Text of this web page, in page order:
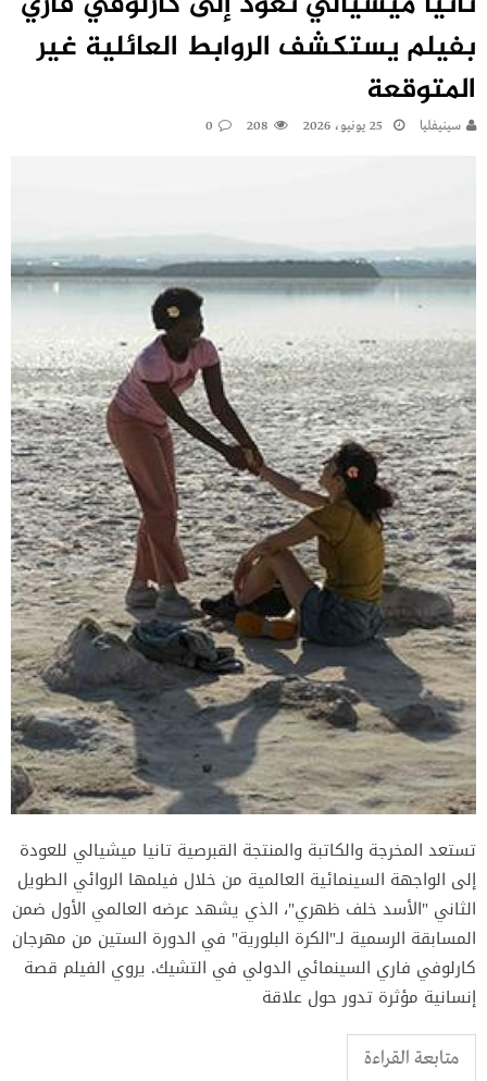
بفيلم يستكشف الروابط العائلية غير
المتوقعة
سينيفليا 25 يونيو، 2026 208
0
تستعد المخرجة والكاتبة والمنتجة القبرصية تانيا ميشيالي للعودة
إلى الواجهة السينمائية العالمية من خلال فيلمها الروائي الطويل
الثاني "الأسد خلف ظهري"، الذي يشهد عرضه العالمي الأول ضمن
المسابقة الرسمية لـ"الكرة البلورية" في الدورة الستين من مهرجان
كارلوفي فاري السينمائي الدولي في التشيك. يروي الفيلم قصة
إنسانية مؤثرة تدور حول علاقة
متابعة القراءة